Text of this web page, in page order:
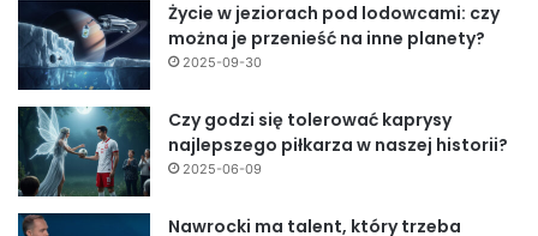
Życie w jeziorach pod lodowcami: czy
można je przenieść na inne planety?
2025-09-30
Czy godzi się tolerować kaprysy
najlepszego piłkarza w naszej historii?
2025-06-09
Nawrocki ma talent, który trzeba